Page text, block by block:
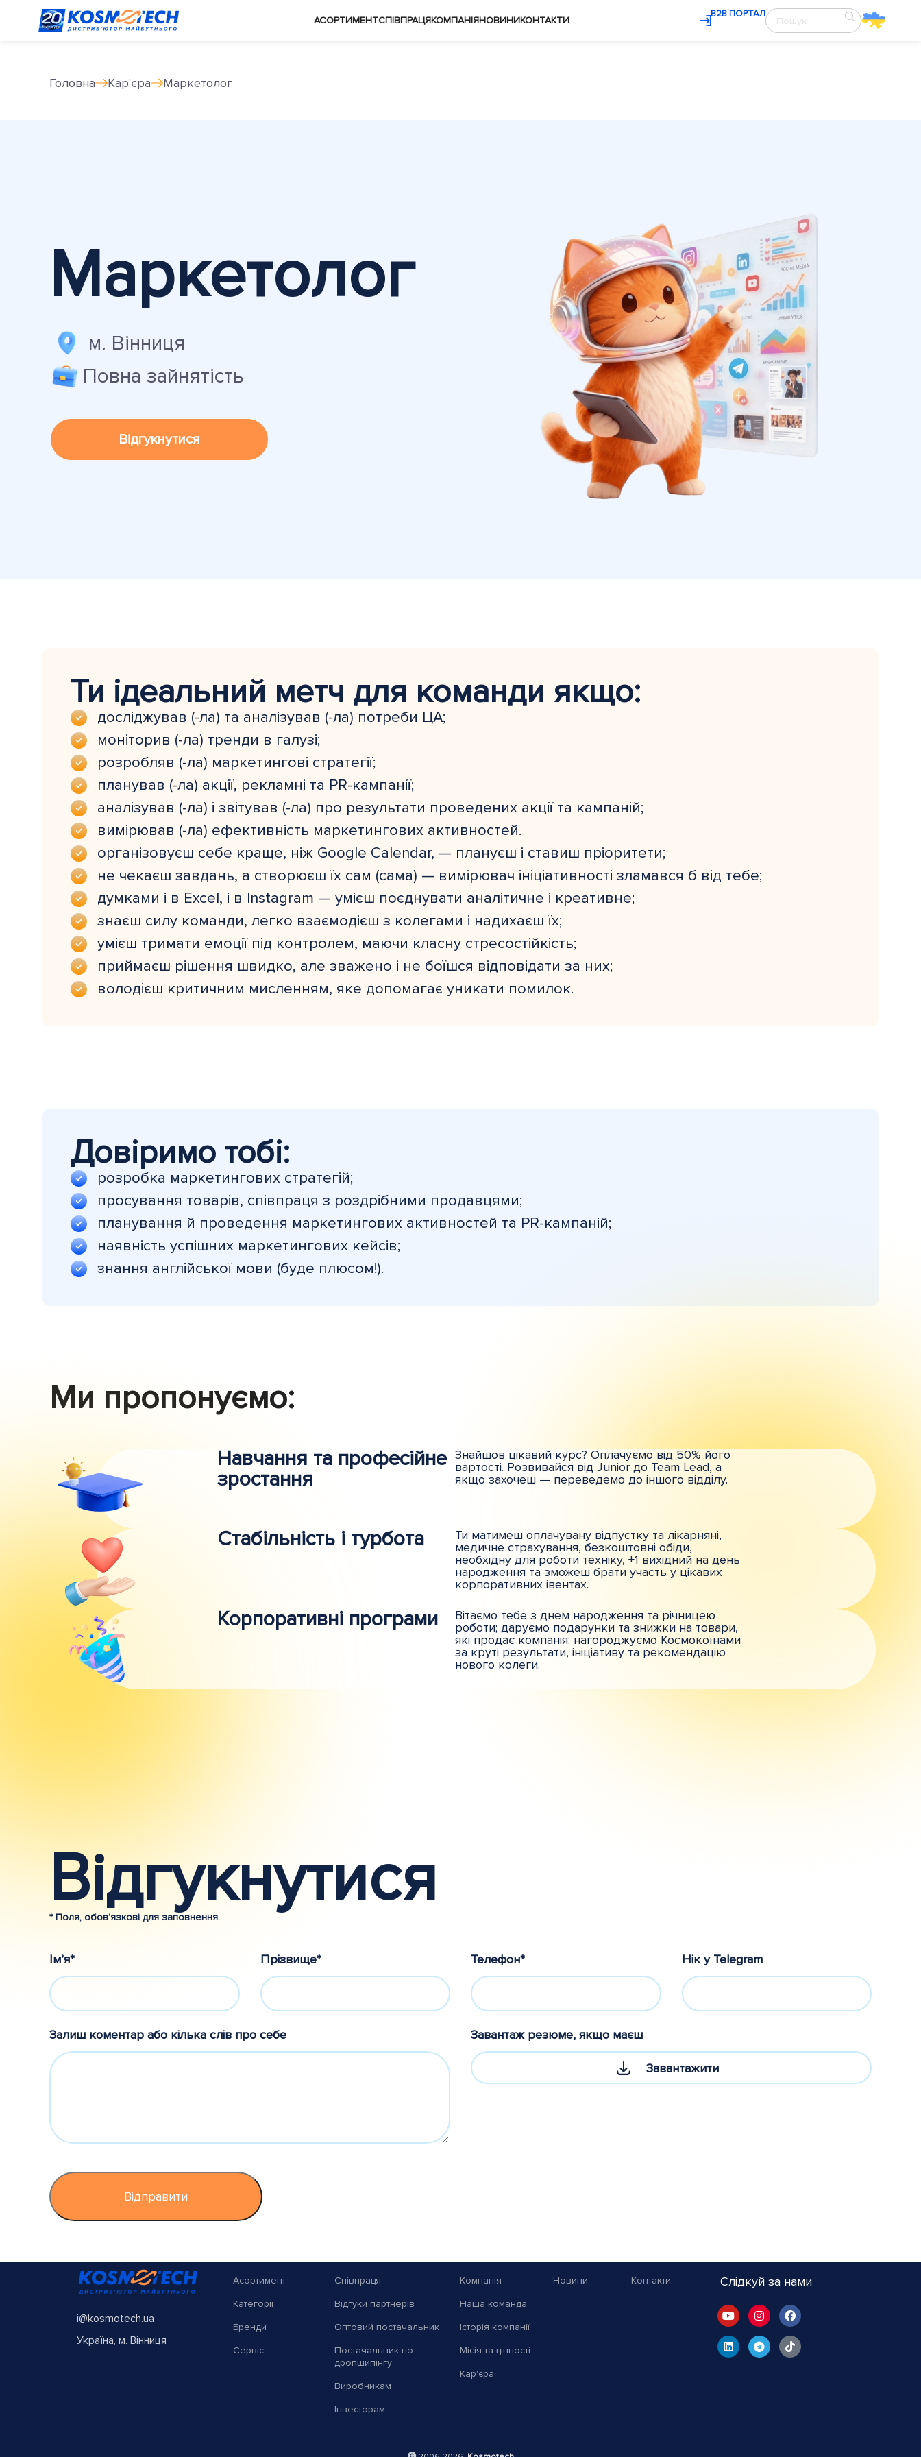
АСОРТИМЕНТСПІВПРАЦЯКОМПАНІЯНОВИНИКОНТАКТИ
В2В ПОРТАЛ
Головна Кар'єра Маркетолог
Маркетолог
м. Вінниця
Повна зайнятість
Відгукнутися
Ти ідеальний метч для команди якщо:
досліджував (-ла) та аналізував (-ла) потреби ЦА;
моніторив (-ла) тренди в галузі;
розробляв (-ла) маркетингові стратегії;
планував (-ла) акції, рекламні та PR-кампанії;
аналізував (-ла) і звітував (-ла) про результати проведених акції та кампаній;
вимірював (-ла) ефективність маркетингових активностей.
організовуєш себе краще, ніж Google Calendar, — плануєш і ставиш пріоритети;
не чекаєш завдань, а створюєш їх сам (сама) — вимірювач ініціативності зламався б від тебе;
думками і в Excel, і в Instagram — умієш поєднувати аналітичне і креативне;
знаєш силу команди, легко взаємодієш з колегами і надихаєш їх;
умієш тримати емоції під контролем, маючи класну стресостійкість;
приймаєш рішення швидко, але зважено і не боїшся відповідати за них;
володієш критичним мисленням, яке допомагає уникати помилок.
Довіримо тобі:
розробка маркетингових стратегій;
просування товарів, співпраця з роздрібними продавцями;
планування й проведення маркетингових активностей та PR-кампаній;
наявність успішних маркетингових кейсів;
знання англійської мови (буде плюсом!).
Ми пропонуємо:
Навчання та професійне
зростання
Знайшов цікавий курс? Оплачуємо від 50% його
вартості. Розвивайся від Junior до Team Lead, а
якщо захочеш — переведемо до іншого відділу.
Стабільність і турбота
Ти матимеш оплачувану відпустку та лікарняні,
медичне страхування, безкоштовні обіди,
необхідну для роботи техніку, +1 вихідний на день
народження та зможеш брати участь у цікавих
корпоративних івентах.
Корпоративні програми
Вітаємо тебе з днем народження та річницею
роботи; даруємо подарунки та знижки на товари,
які продає компанія; нагороджуємо Космокоїнами
за круті результати, ініціативу та рекомендацію
нового колеги.
Відгукнутися
* Поля, обов’язкові для заповнення.
Ім’я* Прізвище* Телефон* Нік у Telegram
Залиш коментар або кілька слів про себе Завантаж резюме, якщо маєш
i@kosmotech.ua
Україна, м. Вінниця
Асортимент
Категорії
Бренди
Сервіс
Співпраця
Відгуки партнерів
Оптовий постачальник
Постачальник по
дропшипінгу
Виробникам
Інвесторам
Компанія
Наша команда
Історія компанії
Місія та цінності
Кар'єра
Новини Контакти Слідкуй за нами